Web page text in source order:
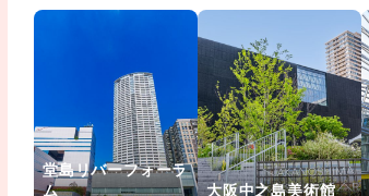
堂島リバーフォーラ
ム
大阪中之島美術館